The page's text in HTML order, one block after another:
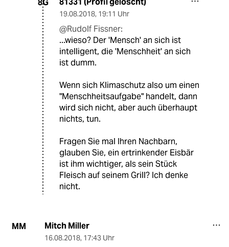
19.08.2018, 19:11 Uhr
@Rudolf Fissner:
...wieso? Der 'Mensch' an sich ist
intelligent, die 'Menschheit' an sich
ist dumm.
Wenn sich Klimaschutz also um einen
"Menschheitsaufgabe" handelt, dann
wird sich nicht, aber auch überhaupt
nichts, tun.
Fragen Sie mal Ihren Nachbarn,
glauben Sie, ein ertrinkender Eisbär
ist ihm wichtiger, als sein Stück
Fleisch auf seinem Grill? Ich denke
nicht.
MM Mitch Miller
16.08.2018, 17:43 Uhr